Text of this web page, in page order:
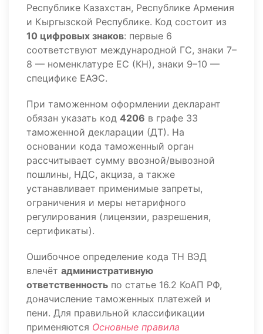
Республике Казахстан, Республике Армения
и Кыргызской Республике. Код состоит из
10 цифровых знаков: первые 6
соответствуют международной ГС, знаки 7–
8 — номенклатуре ЕС (КН), знаки 9–10 —
специфике ЕАЭС.
При таможенном оформлении декларант
обязан указать код 4206 в графе 33
таможенной декларации (ДТ). На
основании кода таможенный орган
рассчитывает сумму ввозной/вывозной
пошлины, НДС, акциза, а также
устанавливает применимые запреты,
ограничения и меры нетарифного
регулирования (лицензии, разрешения,
сертификаты).
Ошибочное определение кода ТН ВЭД
влечёт административную
ответственность по статье 16.2 КоАП РФ,
доначисление таможенных платежей и
пени. Для правильной классификации
применяются Основные правила